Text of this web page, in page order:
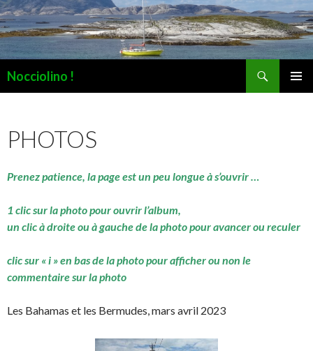
Nocciolino !
PHOTOS
Prenez patience, la page est un peu longue à s’ouvrir …
1 clic sur la photo pour ouvrir l’album,
un clic à droite ou à gauche de la photo pour avancer ou reculer
clic sur « i » en bas de la photo pour afficher ou non le
commentaire sur la photo
Les Bahamas et les Bermudes, mars avril 2023